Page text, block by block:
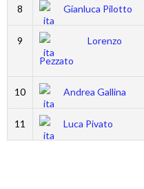
8 Gianluca Pilotto
9
Lorenzo
Pezzato
10 Andrea Gallina
11 Luca Pivato